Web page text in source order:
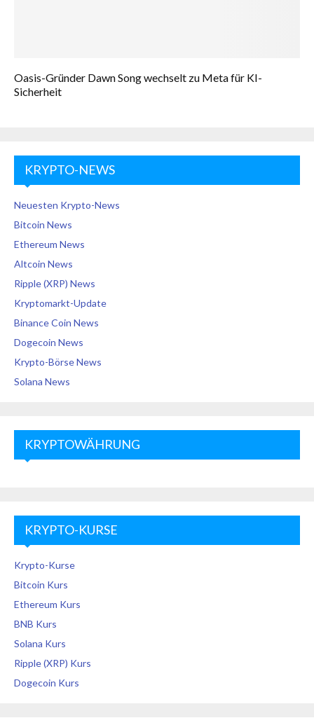
Oasis-Gründer Dawn Song wechselt zu Meta für KI-
Sicherheit
KRYPTO-NEWS
Neuesten Krypto-News
Bitcoin News
Ethereum News
Altcoin News
Ripple (XRP) News
Kryptomarkt-Update
Binance Coin News
Dogecoin News
Krypto-Börse News
Solana News
KRYPTOWÄHRUNG
KRYPTO-KURSE
Krypto-Kurse
Bitcoin Kurs
Ethereum Kurs
BNB Kurs
Solana Kurs
Ripple (XRP) Kurs
Dogecoin Kurs